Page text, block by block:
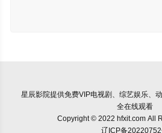
星辰影院提供免费VIP电视剧、综艺娱乐、
全在线观看
Copyright © 2022 hfxit.com All
辽ICP备